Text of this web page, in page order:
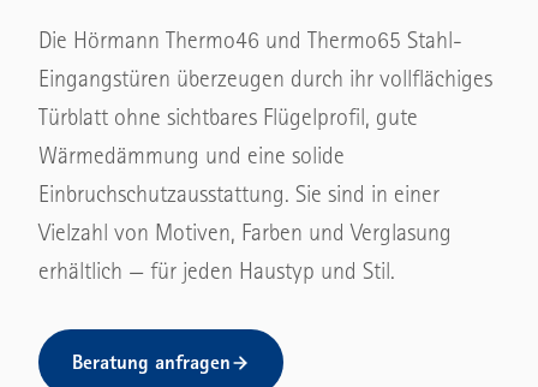
Rolltore
TÜREN
Haustüren
Funktionstüren
Eingangstüren
Nebentüren
Rolltore & Rollgitter
Pendeltore
Sporthallentore
Die Hörmann Thermo46 und Thermo65 Stahl-
Eingangstüren überzeugen durch ihr vollflächiges
Türblatt ohne sichtbares Flügelprofil, gute
Wärmedämmung und eine solide
Einbruchschutzausstattung. Sie sind in einer
Vielzahl von Motiven, Farben und Verglasung
erhältlich — für jeden Haustyp und Stil.
Beratung anfragen